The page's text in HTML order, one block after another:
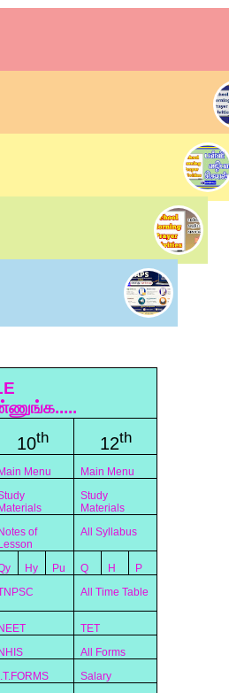
10th 12th
Main Menu
Main Menu
Materials
Study
Materials
Notes of
Lesson
All Syllabus
Hy Pu Q H
P
All Time Table
NEET
TET
NHIS
All Forms
I.T.FORMS
Salary